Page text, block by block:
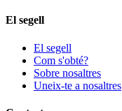
El segell
El segell
Com s'obté?
Sobre nosaltres
Uneix-te a nosaltres